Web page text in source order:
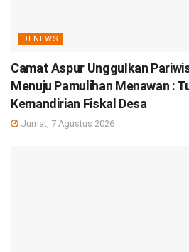
DENEWS
Camat Aspur Unggulkan
Menuju Pamulihan Menawan :
Kemandirian Fiskal Desa
Jumat, 7 Agustus 2026